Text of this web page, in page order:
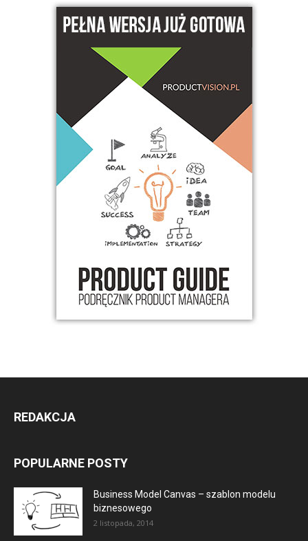
REDAKCJA
POPULARNE POSTY
Business Model Canvas – szablon modelu
biznesowego
2 listopada, 2014